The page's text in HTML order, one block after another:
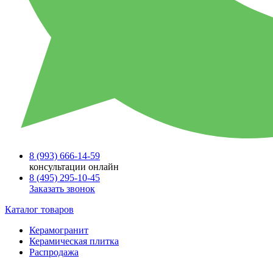
8 (993) 666-14-59
консультации онлайн
8 (495) 295-10-45
Заказать звонок
Каталог товаров
Керамогранит
Керамическая плитка
Распродажа